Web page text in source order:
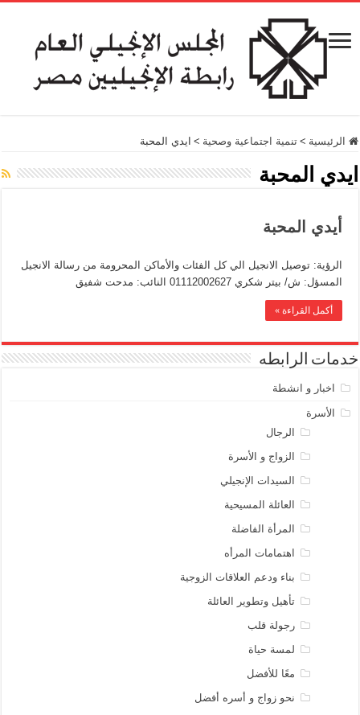
الرئيسية > تنمية اجتماعية وصحية > ايدي المحبة
ايدي المحبة
أيدي المحبة
الرؤية: توصيل الانجيل الي كل الفئات والأماكن المحرومة من رسالة الانجيل
المسؤل: ش/ بيتر شكري 01112002627 النائب: مدحت شفيق
أكمل القراءة »
خدمات الرابطه
اخبار و انشطة
الأسرة
الرجال
الزواج و الأسرة
السيدات الإنجيلي
العائلة المسيحية
المرأة الفاضلة
اهتمامات المرأه
بناء ودعم العلاقات الزوجية
تأهيل وتطوير العائلة
رجولة قلب
لمسة حياة
معًا للأفضل
نحو زواج و أسره أفضل